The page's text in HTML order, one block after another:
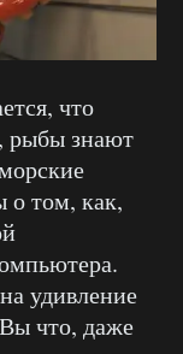
что
рыбы знают
о том, как,
удивление
Вы что, даже